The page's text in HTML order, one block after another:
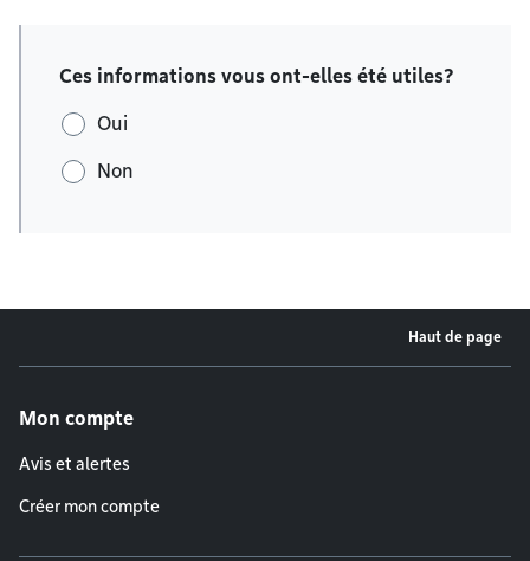
Ces informations vous ont-elles été utiles?
Oui
Non
Haut de page
Mon compte
Avis et alertes
Créer mon compte